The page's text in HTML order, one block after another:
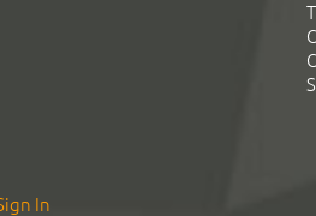
In